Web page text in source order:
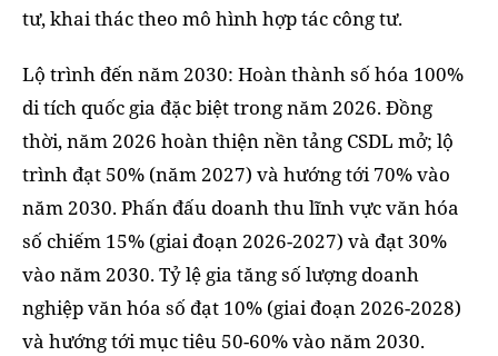
tư, khai thác theo mô hình hợp tác công tư.
Lộ trình đến năm 2030: Hoàn thành số hóa 100%
di tích quốc gia đặc biệt trong năm 2026. Đồng
thời, năm 2026 hoàn thiện nền tảng CSDL mở; lộ
trình đạt 50% (năm 2027) và hướng tới 70% vào
năm 2030. Phấn đấu doanh thu lĩnh vực văn hóa
số chiếm 15% (giai đoạn 2026-2027) và đạt 30%
vào năm 2030. Tỷ lệ gia tăng số lượng doanh
nghiệp văn hóa số đạt 10% (giai đoạn 2026-2028)
và hướng tới mục tiêu 50-60% vào năm 2030.